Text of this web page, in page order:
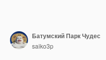
Батумский Парк Чудес
saiko3p